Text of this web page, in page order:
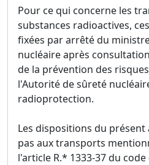
Pour ce qui concerne les
substances radioactives,
fixées par arrêté du
nucléaire après
de la prévention des
l'Autorité de sûreté
radioprotection.
Les dispositions du
pas aux transports
l'article R.* 1333-37 du